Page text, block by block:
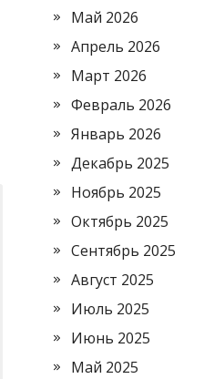
Май 2026
Апрель 2026
Март 2026
Февраль 2026
Январь 2026
Декабрь 2025
Ноябрь 2025
Октябрь 2025
Сентябрь 2025
Август 2025
Июль 2025
Июнь 2025
Май 2025